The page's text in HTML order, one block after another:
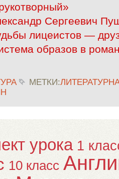
Сергеевич
лицеистов —
образов в
МЕТКИ:
урока 1
10 класс